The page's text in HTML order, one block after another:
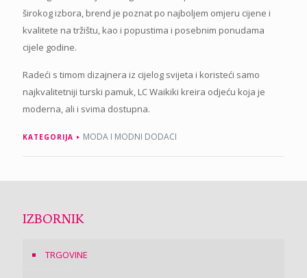
širokog izbora, brend je poznat po najboljem omjeru cijene i
kvalitete na tržištu, kao i popustima i posebnim ponudama
cijele godine.
Radeći s timom dizajnera iz cijelog svijeta i koristeći samo
najkvalitetniji turski pamuk, LC Waikiki kreira odjeću koja je
moderna, ali i svima dostupna.
KATEGORIJA MODA I MODNI DODACI
IZBORNIK
TRGOVINE